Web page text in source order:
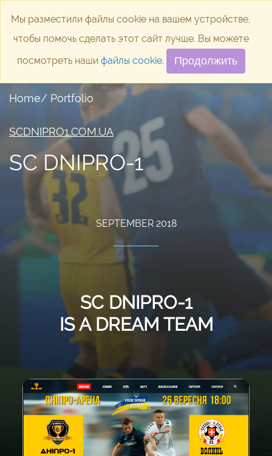
Home/ Portfolio
SCDNIPRO1.COM.UA
SC DNIPRO-1
SEPTEMBER 2018
SC DNIPRO-1
IS A DREAM TEAM
Мы разместили файлы cookie на вашем устройстве,
чтобы помочь сделать этот сайт лучше. Вы можете
посмотреть наши файлы cookie. Продолжить